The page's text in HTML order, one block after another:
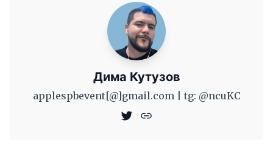
Дима Кутузов
applespbevent[@]gmail.com | tg: @ncuKC